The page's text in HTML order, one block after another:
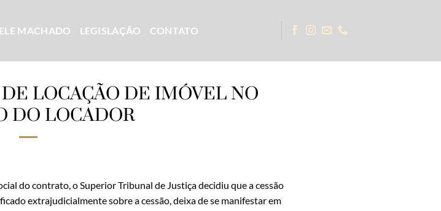
MACHADO LEGISLAÇÃO CONTATO
LOCAÇÃO DE IMÓVEL NO
DO LOCADOR
do contrato, o Superior Tribunal de Justiça decidiu que a cessão
extrajudicialmente sobre a cessão, deixa de se manifestar em